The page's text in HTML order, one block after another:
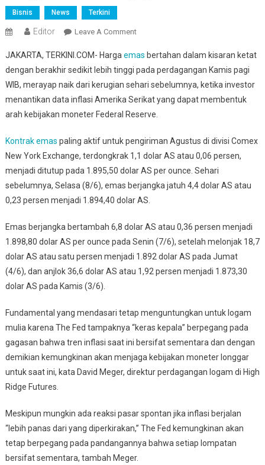
Bisnis News Terkini
Editor Leave A CommentOn
Emas
Merayap
Naik
JAKARTA, TERKINI.COM- Harga emas bertahan dalam kisaran ketat
dengan berakhir sedikit lebih tinggi pada perdagangan Kamis pagi
WIB, merayap naik dari kerugian sehari sebelumnya, ketika investor
menantikan data inflasi Amerika Serikat yang dapat membentuk
arah kebijakan moneter Federal Reserve.
Kontrak emas paling aktif untuk pengiriman Agustus di divisi Comex
New York Exchange, terdongkrak 1,1 dolar AS atau 0,06 persen,
menjadi ditutup pada 1.895,50 dolar AS per ounce. Sehari
sebelumnya, Selasa (8/6), emas berjangka jatuh 4,4 dolar AS atau
0,23 persen menjadi 1.894,40 dolar AS.
Emas berjangka bertambah 6,8 dolar AS atau 0,36 persen menjadi
1.898,80 dolar AS per ounce pada Senin (7/6), setelah melonjak 18,7
dolar AS atau satu persen menjadi 1.892 dolar AS pada Jumat
(4/6), dan anjlok 36,6 dolar AS atau 1,92 persen menjadi 1.873,30
dolar AS pada Kamis (3/6).
Fundamental yang mendasari tetap menguntungkan untuk logam
mulia karena The Fed tampaknya “keras kepala” berpegang pada
gagasan bahwa tren inflasi saat ini bersifat sementara dan dengan
demikian kemungkinan akan menjaga kebijakan moneter longgar
untuk saat ini, kata David Meger, direktur perdagangan logam di High
Ridge Futures.
Meskipun mungkin ada reaksi pasar spontan jika inflasi berjalan
“lebih panas dari yang diperkirakan,” The Fed kemungkinan akan
tetap berpegang pada pandangannya bahwa setiap lompatan
bersifat sementara, tambah Meger.